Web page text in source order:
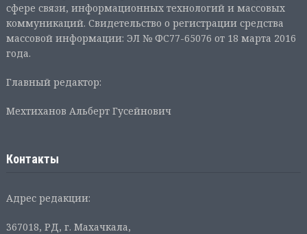
сфере связи, информационных технологий и массовых
коммуникаций. Свидетельство о регистрации средства
массовой информации: ЭЛ № ФС77-65076 от 18 марта 2016
года.
Главный редактор:
Мехтиханов Альберт Гусейнович
Контакты
Адрес редакции:
367018, РД, г. Махачкала,